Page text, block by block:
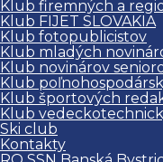
Klub firemných a
Klub FIJET SLOVAKIA
Klub fotopublicistov
Klub mladých
Klub novinárov
Klub
Klub športových
Klub
Ski club
Kontakty